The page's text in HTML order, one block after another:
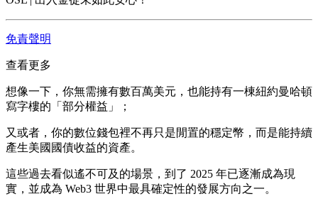
免責聲明
查看更多
想像一下，你無需擁有數百萬美元，也能持有一棟紐約曼哈頓
寫字樓的「部分權益」；
又或者，你的數位錢包裡不再只是閒置的穩定幣，而是能持續
產生美國國債收益的資產。
這些過去看似遙不可及的場景，到了 2025 年已逐漸成為現
實 ，並成為 Web3 世界中最具確定性的發展方向之一。